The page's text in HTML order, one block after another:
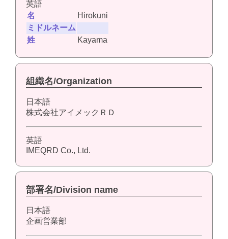
英語
名
Hirokuni
ミドルネーム
姓
Kayama
組織名/Organization
日本語
株式会社アイメックＲＤ
英語
IMEQRD Co., Ltd.
部署名/Division name
日本語
企画営業部